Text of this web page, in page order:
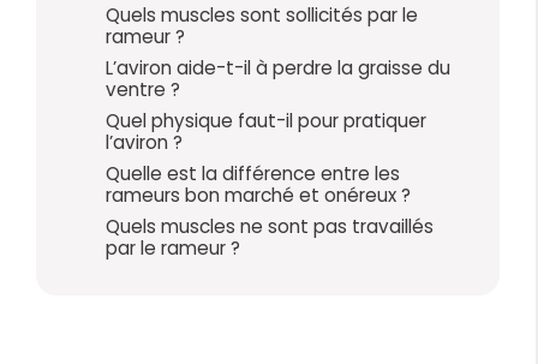
Quels muscles sont sollicités par le
rameur ?
L’aviron aide-t-il à perdre la graisse du
ventre ?
Quel physique faut-il pour pratiquer
l’aviron ?
Quelle est la différence entre les
rameurs bon marché et onéreux ?
Quels muscles ne sont pas travaillés
par le rameur ?